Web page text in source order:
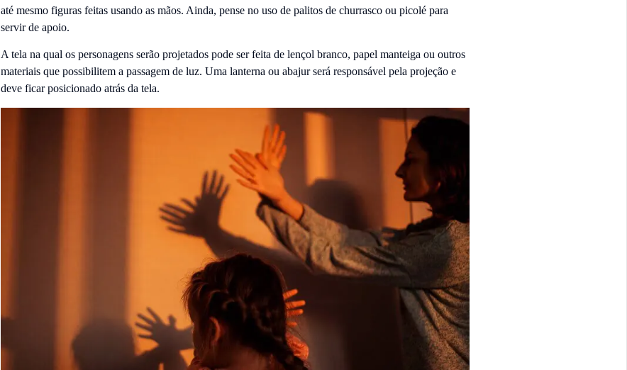
até mesmo figuras feitas usando as mãos. Ainda, pense no uso de palitos de churrasco ou picolé para
servir de apoio.
A tela na qual os personagens serão projetados pode ser feita de lençol branco, papel manteiga ou outros
materiais que possibilitem a passagem de luz. Uma lanterna ou abajur será responsável pela projeção e
deve ficar posicionado atrás da tela.